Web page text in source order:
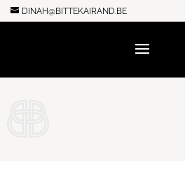
DINAH@BITTEKAIRAND.BE